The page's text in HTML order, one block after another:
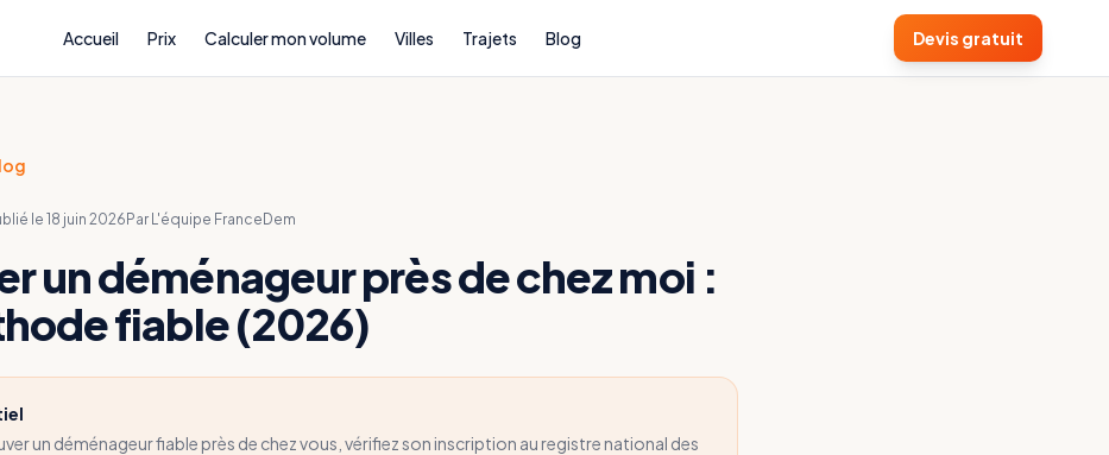
Accueil Prix Calculer mon volume Villes Trajets Blog Devis gratuit
le 18 juin 2026 Par L'équipe FranceDem
un déménageur près de chez moi :
fiable (2026)
un déménageur fiable près de chez vous, vérifiez son inscription au registre national des